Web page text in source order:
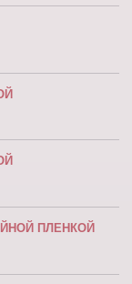
ПЛЕНКОЙ